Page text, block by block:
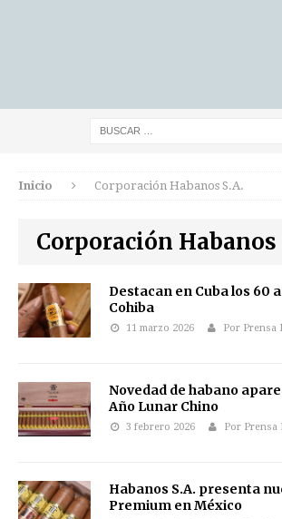
Inicio Corporación Habanos S.A.
Corporación Habanos
Destacan en Cuba los 60
Cohiba
11 marzo 2026 Por Prensa
Novedad de habano
Año Lunar Chino
3 febrero 2026 Por Prensa
Habanos S.A. presenta
Premium en México